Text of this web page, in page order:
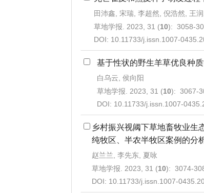
田沛鑫, 宋瑞, 李超然, 倪浩然, 王
草地学报. 2023, 31 (10): 3058-
DOI: 10.11733/j.issn.1007-
基于性状的野生羊草优良种
白乌云, 侯向阳
草地学报. 2023, 31 (10): 3067-
DOI: 10.11733/j.issn.1007-
乡村振兴视阈下草地畜牧业
纯牧区、半农半牧区案例的分
赵兰兰, 李先东, 夏咏
草地学报. 2023, 31 (10): 3074-
DOI: 10.11733/j.issn.1007-